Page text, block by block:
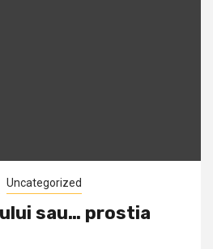
Uncategorized
sau… prostia